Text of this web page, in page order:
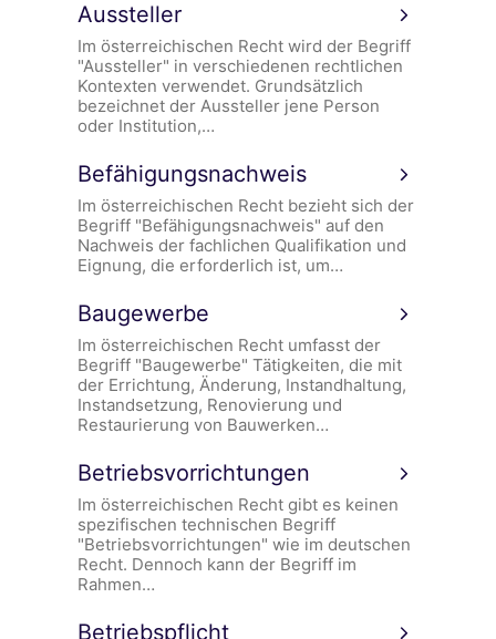
Aussteller
Im österreichischen Recht wird der Begriff
"Aussteller" in verschiedenen rechtlichen
Kontexten verwendet. Grundsätzlich
bezeichnet der Aussteller jene Person
oder Institution,…
Befähigungsnachweis
Im österreichischen Recht bezieht sich der
Begriff "Befähigungsnachweis" auf den
Nachweis der fachlichen Qualifikation und
Eignung, die erforderlich ist, um…
Baugewerbe
Im österreichischen Recht umfasst der
Begriff "Baugewerbe" Tätigkeiten, die mit
der Errichtung, Änderung, Instandhaltung,
Instandsetzung, Renovierung und
Restaurierung von Bauwerken…
Betriebsvorrichtungen
Im österreichischen Recht gibt es keinen
spezifischen technischen Begriff
"Betriebsvorrichtungen" wie im deutschen
Recht. Dennoch kann der Begriff im
Rahmen…
Betriebspflicht